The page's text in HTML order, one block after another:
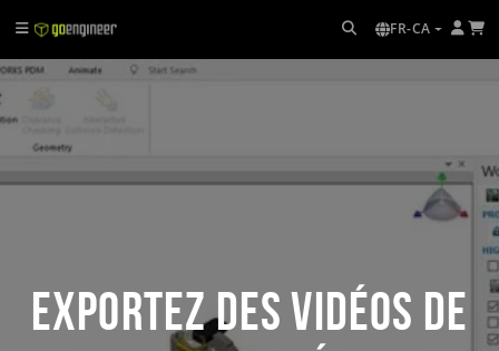
FR-CA
Exportez des vidéos de